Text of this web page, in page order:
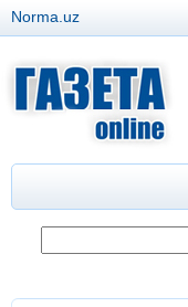
Norma.uz